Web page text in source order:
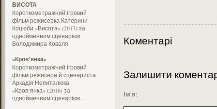
ВИСОТА
Короткометражний ігровий
фільм режисерка Катерини
Коцюби «Висота» (2017) за
однойменним сценарієм
Володимира Коваля.
«Кров’янка»
Короткометражний ігровий
фільм режисера й сценариста
Аркадія Непиталюка
«Кров’янка» (2016) за
однойменним сценарієм…
Коментарі
Залишити
Ім'я: